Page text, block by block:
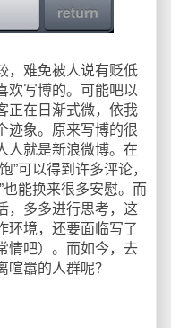
难免被人说有贬低
欢写博的。可能吧以
正在日渐式微，依我
迹象。原来写博的很
人就是新浪微博。在
”可以得到许多评论，
也能换来很多安慰。而
，多多进行思考，这
环境，还要面临写了
情吧）。而如今，去
喧嚣的人群呢？